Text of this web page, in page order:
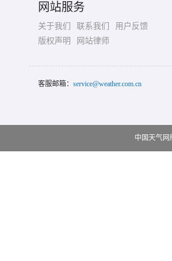
网站服务
关于我们 联系我们
用户反馈
版权声明
网站律师
客服邮箱： service@weather.com.cn
中国天气